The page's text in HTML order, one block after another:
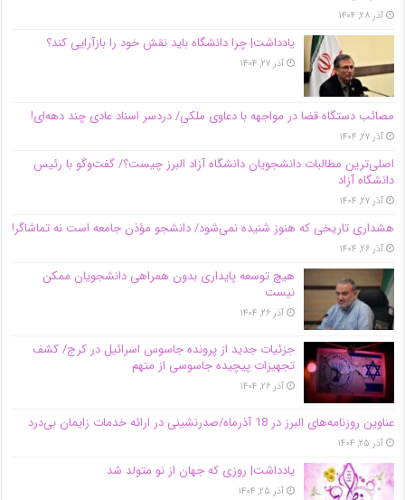
آذر ۲۸, ۱۴۰۴
یادداشت| چرا دانشگاه باید نقش خود را بازآرایی کند؟
آذر ۲۷, ۱۴۰۴
مصائب دستگاه قضا در مواجهه با دعاوی ملکی/ دردسر اسناد عادی چند‌ دهه‌ای!
آذر ۲۷, ۱۴۰۴
اصلی‌ترین مطالبات دانشجویان دانشگاه آزاد البرز چیست؟/ گفت‌وگو با رئیس
دانشگاه آز‌اد
آذر ۲۷, ۱۴۰۴
هشداری تاریخی که هنوز شنیده نمی‌شود/ دانشجو مؤذن جامعه است نه تماشاگر!
آذر ۲۶, ۱۴۰۴
هیچ توسعه پایداری بدون همراهی دانشجویان ممکن
نیست
آذر ۲۶, ۱۴۰۴
جزئیات جدید از پرونده جاسوس اسرائیل در کرج/‌ کشف
تجهیزات پیچیده جاسوسی از متهم
آذر ۲۶, ۱۴۰۴
عناوین روزنامه‌های البرز در ‌18 آذرماه/صدرنشینی در ارائه خدمات زایمان بی‌درد
آذر ۲۵, ۱۴۰۴
یادداشت| روزی که جهان از نو متولد شد
آذر ۲۵, ۱۴۰۴